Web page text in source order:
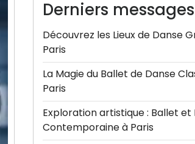
Derniers messages
Découvrez les Lieux de Danse
Paris
La Magie du Ballet de Danse
Paris
Exploration artistique : Ballet et
Contemporaine à Paris